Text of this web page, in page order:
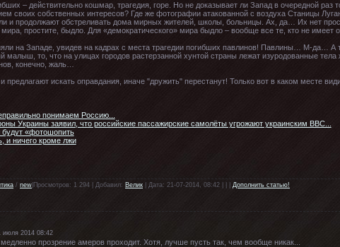
– действительно кошмар, трагедия, горе. Но не доказывает ли Запад в очередной раз
своих собственных интересов? Где же фотографии атакованной с воздуха Станицы
и продолжают обстреливать дома мирных жителей, школы, больницы. Ах, да… Их нет
мира, простите, быдло. Для «демократического» мира быдло – вообще все те, кто не имеет
на Западе, увидев на кадрах с места трагедии погибших павлинов! Павлины… М-да… А
малыш, то, что на улицах городов растерзанной хунтой страны лежат изуродованные
конечно, жаль…
предлагают искать оправдания, иначе "дружить" перестанут! Только вот в каком месте
понимаем Россию...
Украины заявил, что российские пассажирские самолёты угрожают украинским ВВС...
будут «фотошопить
и ничего кроме лжи
/ new |Просмотров: 1 294 | Добавил: Велик | Дата: 21-07-2014, 08:42 | | | Дополнить статью!
июля 2014 08:42
прозрение амеров проходит. Хотя, лучше пусть так, чем вообще никак...